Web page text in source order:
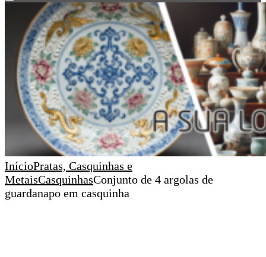
InícioPratas, Casquinhas e
MetaisCasquinhasConjunto de 4 argolas de
guardanapo em casquinha